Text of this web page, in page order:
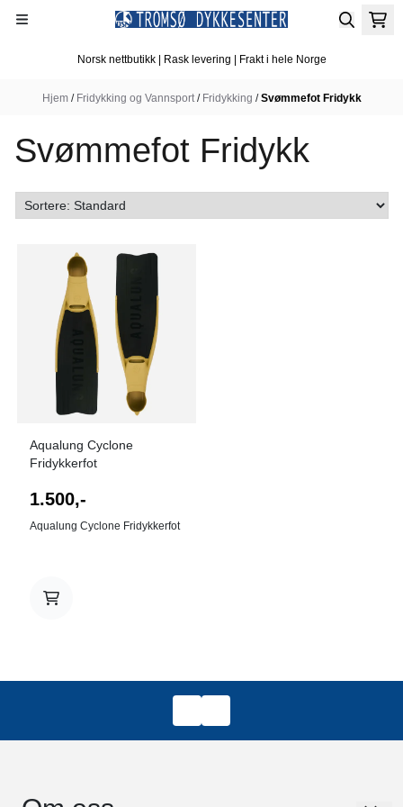
Hopp til innhold
Norsk nettbutikk | Rask levering | Frakt i hele Norge
Hjem / Fridykking og Vannsport / Fridykking /Svømmefot Fridykk
Svømmefot Fridykk
Aqualung Cyclone
Fridykkerfot
1.500,-
Aqualung Cyclone Fridykkerfot